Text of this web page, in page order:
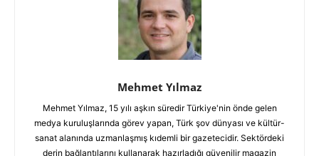
Mehmet Yılmaz
Mehmet Yılmaz, 15 yılı aşkın süredir Türkiye'nin önde gelen
medya kuruluşlarında görev yapan, Türk şov dünyası ve kültür-
sanat alanında uzmanlaşmış kıdemli bir gazetecidir. Sektördeki
derin bağlantılarını kullanarak hazırladığı güvenilir magazin